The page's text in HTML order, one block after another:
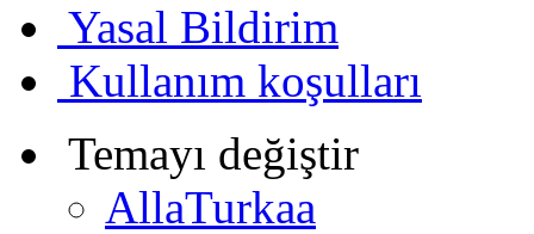
Yasal Bildirim
Kullanım koşulları
Temayı değiştir
AllaTurkaa